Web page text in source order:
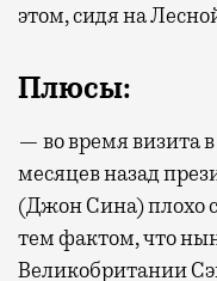
этом, сидя на
Плюсы:
— во время визита
месяцев назад
(Джон Сина) плохо
тем фактом, что
Великобритании